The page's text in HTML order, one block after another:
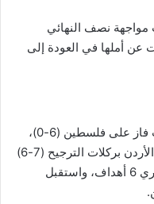
نصف النهائي
عن أملها في العودة إلى
منتخب سوريا خاض ثلاث مباريات، حيث فاز على فلسطين (6-0)،
وخسر أمام لبنان (0-2)، قبل أن يتجاوز الأردن بركلات الترجيح (7-6)
في نصف النهائي. سجل المنتخب السوري 6 أهداف، واستقبل